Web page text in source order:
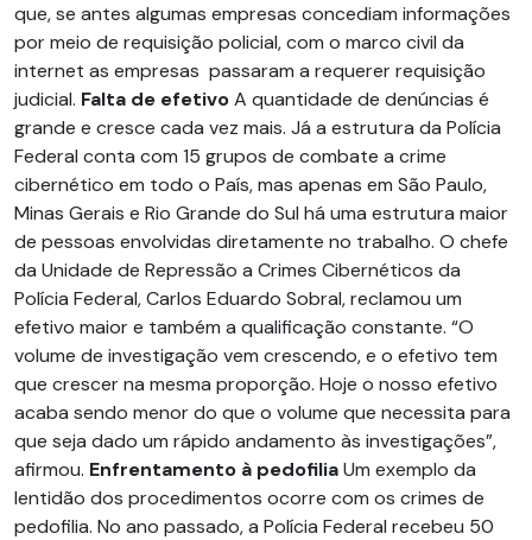
que, se antes algumas empresas concediam informações
por meio de requisição policial, com o marco civil da
internet as empresas passaram a requerer requisição
judicial. Falta de efetivoA quantidade de denúncias é
grande e cresce cada vez mais. Já a estrutura da Polícia
Federal conta com 15 grupos de combate a crime
cibernético em todo o País, mas apenas em São Paulo,
Minas Gerais e Rio Grande do Sul há uma estrutura maior
de pessoas envolvidas diretamente no trabalho. O chefe
da Unidade de Repressão a Crimes Cibernéticos da
Polícia Federal, Carlos Eduardo Sobral, reclamou um
efetivo maior e também a qualificação constante. “O
volume de investigação vem crescendo, e o efetivo tem
que crescer na mesma proporção. Hoje o nosso efetivo
acaba sendo menor do que o volume que necessita para
que seja dado um rápido andamento às investigações”,
afirmou. Enfrentamento à pedofiliaUm exemplo da
lentidão dos procedimentos ocorre com os crimes de
pedofilia. No ano passado, a Polícia Federal recebeu 50